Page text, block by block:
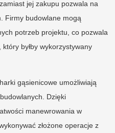
jej zakupu pozwala na
Firmy budowlane mogą
potrzeb projektu, co pozwala
byłby wykorzystywany
gąsienicowe umożliwiają
Dzięki
manewrowania w
złożone operacje z